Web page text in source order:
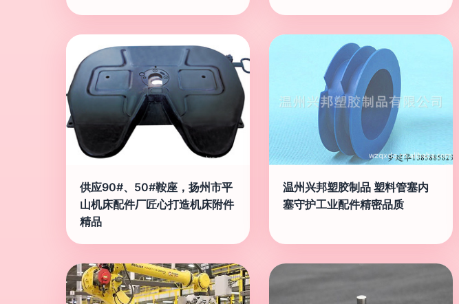
供应90#、50#鞍座，扬州市平
山机床配件厂匠心打造机床附件
精品
温州兴邦塑胶制品 塑料管塞内
塞守护工业配件精密品质